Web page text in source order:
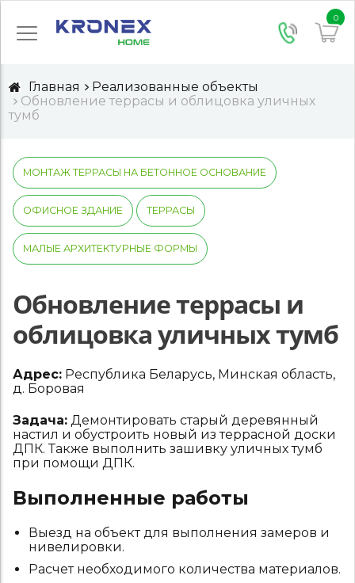
0
Главная
Реализованные объекты
Обновление террасы и облицовка уличных
тумб
МОНТАЖ ТЕРРАСЫ НА БЕТОННОЕ ОСНОВАНИЕ
ОФИСНОЕ ЗДАНИЕ ТЕРРАСЫ
МАЛЫЕ АРХИТЕКТУРНЫЕ ФОРМЫ
Обновление террасы и
облицовка уличных тумб
Адрес: Республика Беларусь, Минская область,
д. Боровая
Задача: Демонтировать старый деревянный
настил и обустроить новый из террасной доски
ДПК. Также выполнить зашивку уличных тумб
при помощи ДПК.
Выполненные работы
Выезд на объект для выполнения замеров и
нивелировки.
Расчет необходимого количества материалов.